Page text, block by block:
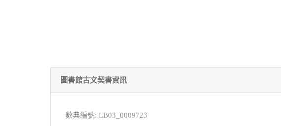
圖書館古文契書資訊
數典編號: LB03_0009723